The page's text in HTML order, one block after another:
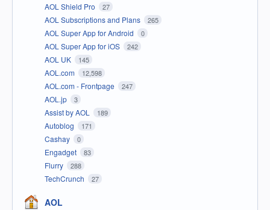
AOL Shield Pro 27
AOL Subscriptions and Plans 265
AOL Super App for Android 0
AOL Super App for iOS 242
AOL UK 145
AOL.com 12,598
AOL.com - Frontpage 247
AOL.jp 3
Assist by AOL 189
Autoblog 171
Cashay 0
Engadget 83
Flurry 288
TechCrunch 27
AOL